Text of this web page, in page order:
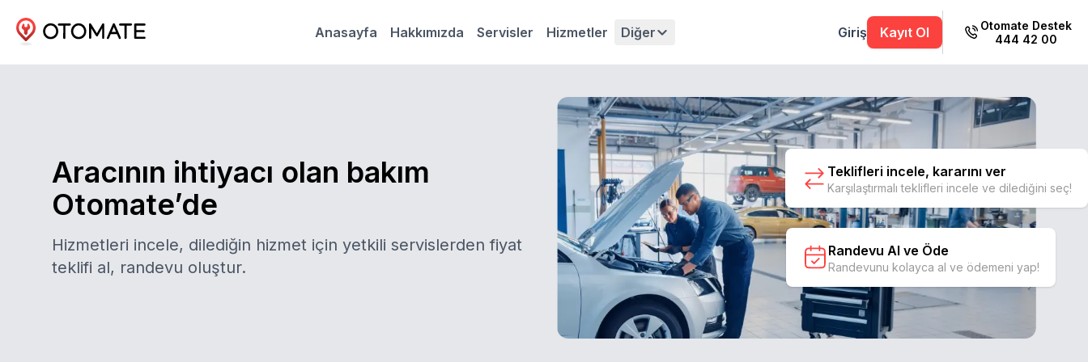
Anasayfa Hakkımızda Servisler Hizmetler Diğer Giriş Kayıt Ol
Otomate Destek
444 42 00
Aracının ihtiyacı olan bakım
Otomate’de
Hizmetleri incele, dilediğin hizmet için yetkili servislerden fiyat
teklifi al, randevu oluştur.
Teklifleri incele, kararını ver
Karşılaştırmalı teklifleri incele ve dilediğini seç!
Randevu Al ve Öde
Randevunu kolayca al ve ödemeni yap!